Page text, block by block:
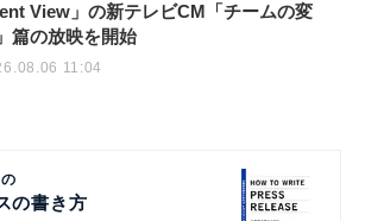
View」の新テレビCM「チームの変
篇の放映を開始
11:04
の書き方